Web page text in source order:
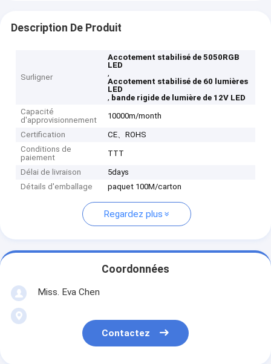
Description De Produit
Surligner
Accotement stabilisé de 5050RGB
LED
,
Accotement stabilisé de 60 lumières
LED
, bande rigide de lumière de 12V LED
Capacité
d'approvisionnement
10000m/month
Certification
CE、ROHS
Conditions de
paiement
TTT
Délai de livraison
5days
Détails d'emballage
paquet 100M/carton
Regardez plus
Coordonnées
Miss. Eva Chen
Contactez